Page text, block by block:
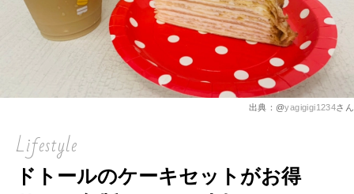
出典：@yagigigi1234さん
Lifestyle
ドトールのケーキセットがお得